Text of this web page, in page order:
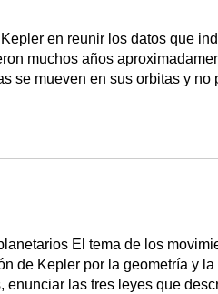
en reunir los datos que
muchos años
se mueven en sus orbitas y no
El tema de los
de Kepler por la geometría y
las tres leyes que